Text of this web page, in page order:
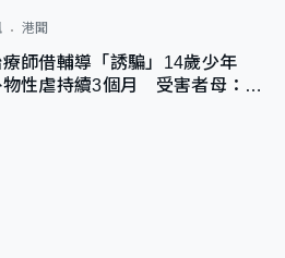
港聞
師借輔導「誘騙」14歲少年
性虐持續3個月 受害者母：要